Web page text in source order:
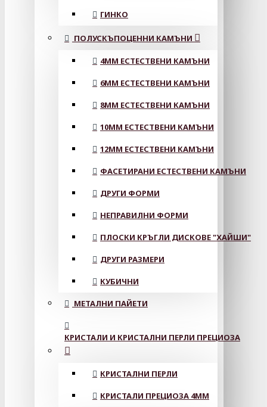
ГИНКО
ПОЛУСКЪПОЦЕННИ КАМЪНИ
4MM ЕСТЕСТВЕНИ КАМЪНИ
6MM ЕСТЕСТВЕНИ КАМЪНИ
8MM ЕСТЕСТВЕНИ КАМЪНИ
10MM ЕСТЕСТВЕНИ КАМЪНИ
12MM ЕСТЕСТВЕНИ КАМЪНИ
ФАСЕТИРАНИ ЕСТЕСТВЕНИ КАМЪНИ
ДРУГИ ФОРМИ
НЕПРАВИЛНИ ФОРМИ
ПЛОСКИ КРЪГЛИ ДИСКОВЕ "ХАЙШИ"
ДРУГИ РАЗМЕРИ
КУБИЧНИ
МЕТАЛНИ ПАЙЕТИ
КРИСТАЛИ И КРИСТАЛНИ ПЕРЛИ ПРЕЦИОЗА
КРИСТАЛНИ ПЕРЛИ
КРИСТАЛИ ПРЕЦИОЗА 4ММ